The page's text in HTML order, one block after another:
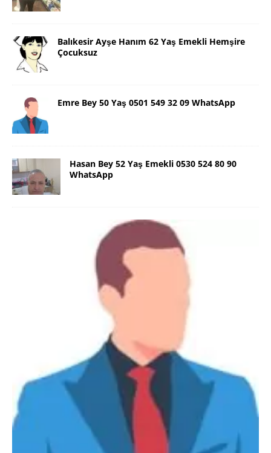
Balıkesir Ayşe Hanım 62 Yaş Emekli Hemşire
Çocuksuz
Emre Bey 50 Yaş 0501 549 32 09 WhatsApp
Hasan Bey 52 Yaş Emekli 0530 524 80 90
WhatsApp
Danimarka Mustafa Bey 45 Yaş +45
42 48 17 28 WhatsApp
Lütfen Danimarka dışı aramasın. Selam ben
Danimarka’dan Mustafa 45 yaşında, 1.88 boyunda,
98 kiloda, Kumral, ayrılmış bir beyim. Alkol yok.
Sigara var. Maddi sıkıntım yok.